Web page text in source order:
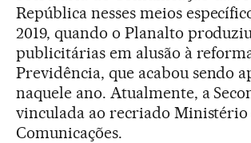
República nesses meios
2019, quando o Planalto
publicitárias em alusão à
Previdência, que acabou sendo
naquele ano. Atualmente, a
vinculada ao recriado Ministério
Comunicações.